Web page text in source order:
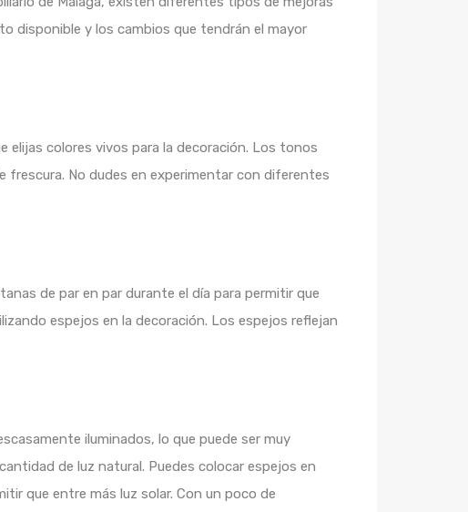
disponible y los cambios que tendrán el mayor
elijas colores vivos para la decoración. Los tonos
No dudes en experimentar con diferentes
de par en par durante el día para permitir que
espejos en la decoración. Los espejos reflejan
iluminados, lo que puede ser muy
de luz natural. Puedes colocar espejos en
que entre más luz solar. Con un poco de